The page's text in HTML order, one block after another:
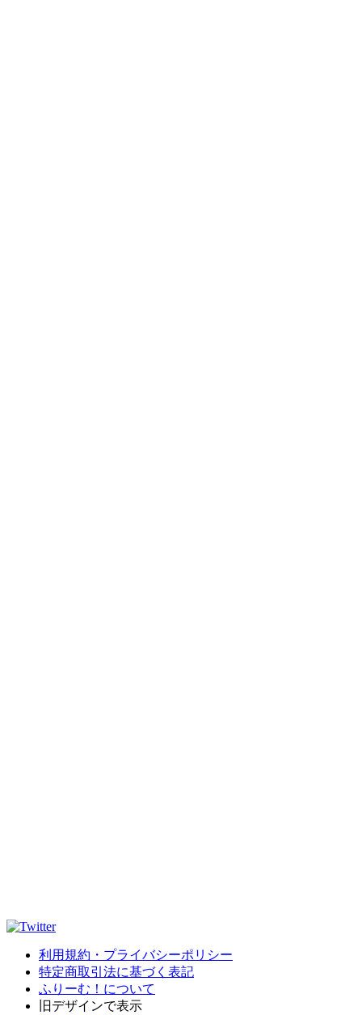
利用規約・プライバシーポリシー
特定商取引法に基づく表記
ふりーむ！について
旧デザインで表示